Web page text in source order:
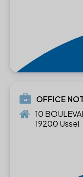
OFFICE
10
19200 Ussel